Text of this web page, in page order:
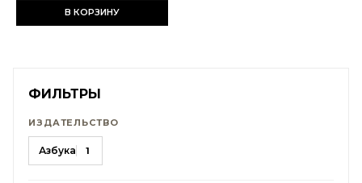
ФИЛЬТРЫ
ИЗДАТЕЛЬСТВО
Азбука 1
В КОРЗИНУ